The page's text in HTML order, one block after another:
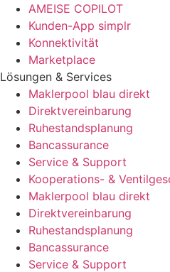
AMEISE COPILOT
Kunden-App simplr
Konnektivität
Marketplace
Lösungen & Services
Maklerpool blau direkt
Direktvereinbarung
Ruhestandsplanung
Bancassurance
Service & Support
Kooperations- &
Maklerpool blau direkt
Direktvereinbarung
Ruhestandsplanung
Bancassurance
Service & Support